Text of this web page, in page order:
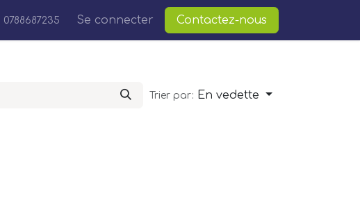
Boutique Cours Postes
0788687235 Se connecter Contactez-nous
Trier par: En vedette